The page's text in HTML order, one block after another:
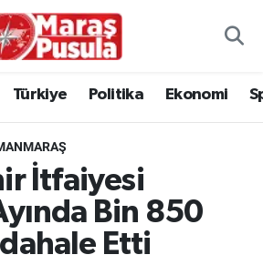
Türkiye Politika Ekonomi
İtfaiyesi
Bin 850
Etti
Vakitleri
Yoğunluk Haritası
Durumu ve Fikstür